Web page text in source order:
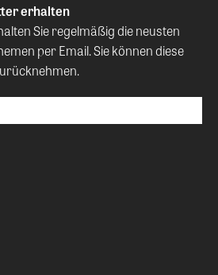
erhalten
Sie regelmäßig die neusten
per Email. Sie können diese